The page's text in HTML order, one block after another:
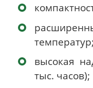
температур;
высокая
тыс. часов);